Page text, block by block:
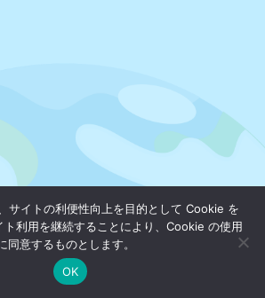
サイトの利便性向上を目的として Cookie を
ト利用を継続することにより、Cookie の使用
同意するものとします。
OK